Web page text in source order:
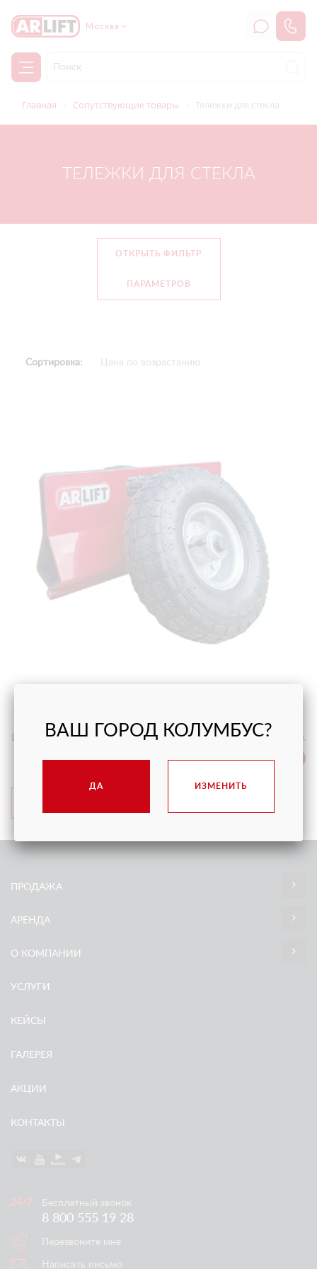
Москва
Главная Сопутствующие товары Тележки для стекла
ТЕЛЕЖКИ ДЛЯ СТЕКЛА
ОТКРЫТЬ ФИЛЬТР
ПАРАМЕТРОВ
Сортировка:
Цена от 13 500 руб.
С НДС
ПРОДАЖА
АРЕНДА
О КОМПАНИИ
УСЛУГИ
КЕЙСЫ
ГАЛЕРЕЯ
АКЦИИ
КОНТАКТЫ
Бесплатный звонок
8 800 555 19 28
Перезвоните мне
Написать письмо
ВАШ ГОРОД КОЛУМБУС?
ДА ИЗМЕНИТЬ